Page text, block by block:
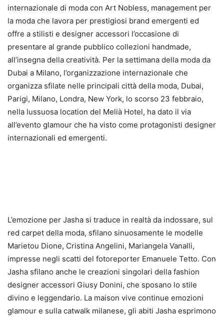
internazionale di moda con Art Nobless, management per
la moda che lavora per prestigiosi brand emergenti ed
offre a stilisti e designer accessori l’occasione di
presentare al grande pubblico collezioni handmade,
all’insegna della creatività. Per la settimana della moda da
Dubai a Milano, l’organizzazione internazionale che
organizza sfilate nelle principali città della moda, Dubai,
Parigi, Milano, Londra, New York, lo scorso 23 febbraio,
nella lussuosa location del Melià Hotel, ha dato il via
all’evento glamour che ha visto come protagonisti designer
internazionali ed emergenti.
L’emozione per Jasha si traduce in realtà da indossare, sul
red carpet della moda, sfilano sinuosamente le modelle
Marietou Dione, Cristina Angelini, Mariangela Vanalli,
impresse negli scatti del fotoreporter Emanuele Tetto. Con
Jasha sfilano anche le creazioni singolari della fashion
designer accessori Giusy Donini, che sposano lo stile
divino e leggendario. La maison vive continue emozioni
glamour e sulla catwalk milanese, gli abiti Jasha esprimono